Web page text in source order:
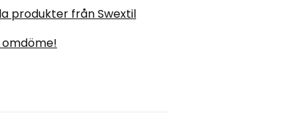
produkter från Swextil